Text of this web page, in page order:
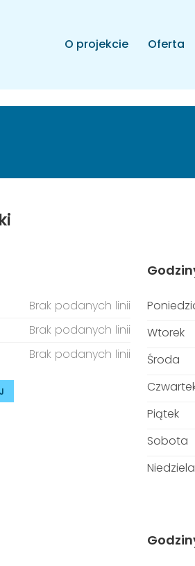
O projekcie Oferta
Brak podanych linii
Brak podanych linii
Brak podanych linii
Wtorek
Środa
Piątek
Sobota
Niedziela